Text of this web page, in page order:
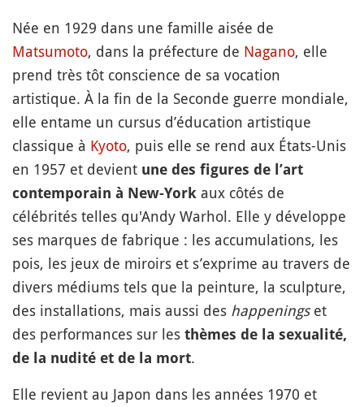
Née en 1929 dans une famille aisée de
Matsumoto, dans la préfecture de Nagano, elle
prend très tôt conscience de sa vocation
artistique. À la fin de la Seconde guerre mondiale,
elle entame un cursus d’éducation artistique
classique à Kyoto, puis elle se rend aux États-Unis
en 1957 et devient une des figures de l’art
contemporain à New-York aux côtés de
célébrités telles qu'Andy Warhol. Elle y développe
ses marques de fabrique : les accumulations, les
pois, les jeux de miroirs et s’exprime au travers de
divers médiums tels que la peinture, la sculpture,
des installations, mais aussi des happeningset
des performances sur les thèmes de la sexualité,
de la nudité et de la mort.
Elle revient au Japon dans les années 1970 et